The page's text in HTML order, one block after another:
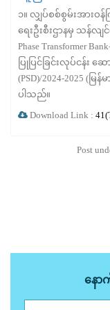
၁။ လျှပ်စစ်စွမ်းအား
ရေးဦးစီးဌာနမှ သန်လျင်
Phase Transformer
ပြုပြင်ခြင်းလုပ်ငန်း
(PSD)/2024-2025 (မ
ပါသည်။
Download Link :
Post
နော